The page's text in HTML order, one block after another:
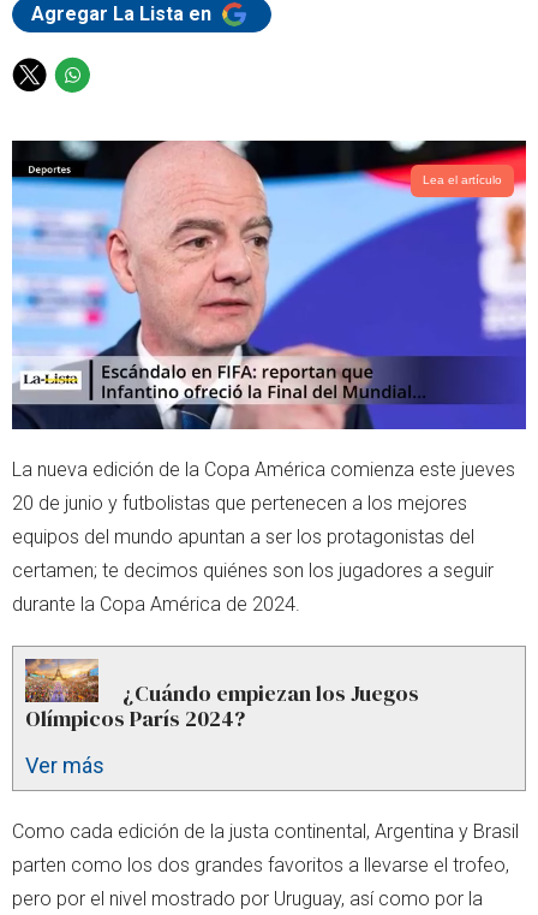
Agregar La Lista en
T
i
t
t
e
r
W
a
t
s
a
p
p
Lea el artículo
La nueva edición de la Copa América comienza este jueves
20 de junio y futbolistas que pertenecen a los mejores
equipos del mundo apuntan a ser los protagonistas del
certamen; te decimos quiénes son los jugadores a seguir
durante la Copa América de 2024.
¿Cuándo empiezan los Juegos
Olímpicos París 2024?
Ver más
Como cada edición de la justa continental, Argentina y Brasil
parten como los dos grandes favoritos a llevarse el trofeo,
pero por el nivel mostrado por Uruguay, así como por la